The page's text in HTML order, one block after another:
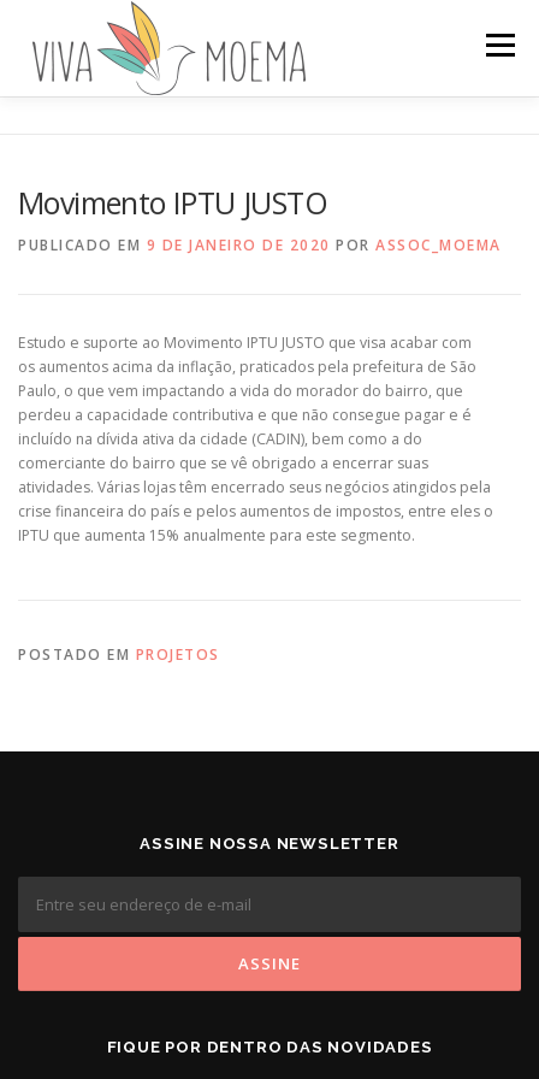
conteúdo
Menu
Movimento IPTU JUSTO
PUBLICADO EM 9 DE JANEIRO DE 2020 POR ASSOC_MOEMA
Estudo e suporte ao Movimento IPTU JUSTO que visa acabar com
os aumentos acima da inflação, praticados pela prefeitura de São
Paulo, o que vem impactando a vida do morador do bairro, que
perdeu a capacidade contributiva e que não consegue pagar e é
incluído na dívida ativa da cidade (CADIN), bem como a do
comerciante do bairro que se vê obrigado a encerrar suas
atividades. Várias lojas têm encerrado seus negócios atingidos pela
crise financeira do país e pelos aumentos de impostos, entre eles o
IPTU que aumenta 15% anualmente para este segmento.
POSTADO EM PROJETOS
ASSINE NOSSA NEWSLETTER
FIQUE POR DENTRO DAS NOVIDADES